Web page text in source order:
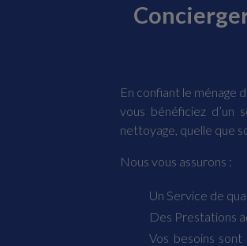
En confiant le ménage
vous bénéficiez d’un
nettoyage, quelle que
Nous vous assurons :
Un Service de
Des Prestations
Vos besoins